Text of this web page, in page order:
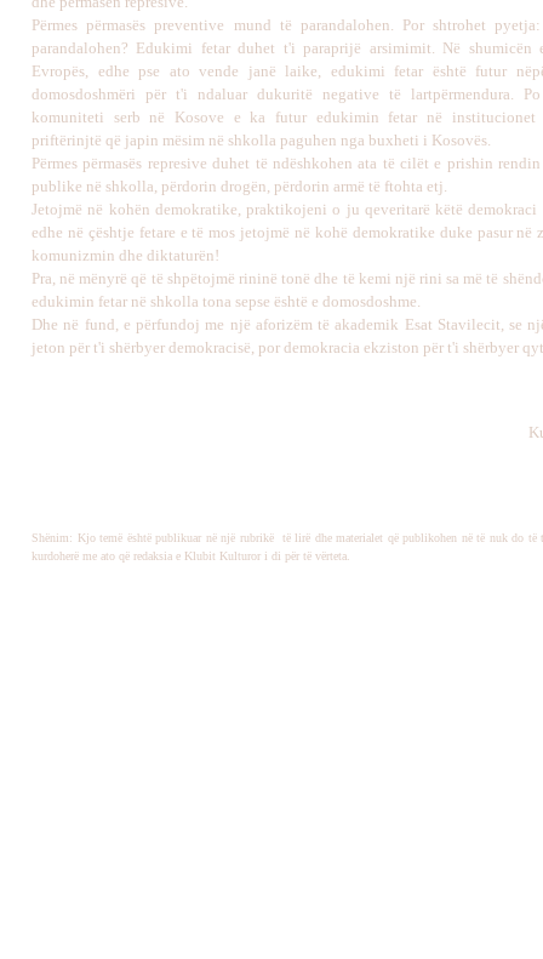
Përmes përmasës preventive mund të parandalohen. Por shtrohet
parandalohen? Edukimi fetar duhet t'i paraprijë arsimimit. Në shumicën
Evropës, edhe pse ato vende janë laike, edukimi fetar është futur
domosdoshmëri për t'i ndaluar dukuritë negative të lartpërmendura.
komuniteti serb në Kosove e ka futur edukimin fetar në institucionet
priftërinjtë që japin mësim në shkolla paguhen nga buxheti i Kosovës.
Përmes përmasës represive duhet të ndëshkohen ata të cilët e prishin
publike në shkolla, përdorin drogën, përdorin armë të ftohta etj.
Jetojmë në kohën demokratike, praktikojeni o ju qeveritarë këtë demokraci
edhe në çështje fetare e të mos jetojmë në kohë demokratike duke pasur në
komunizmin dhe diktaturën!
Pra, në mënyrë që të shpëtojmë rininë tonë dhe të kemi një rini sa më të
edukimin fetar në shkolla tona sepse është e domosdoshme.
Dhe në fund, e përfundoj me një aforizëm të akademik Esat Stavilecit, se
jeton për t'i shërbyer demokracisë, por demokracia ekziston për t'i shërbyer
Shënim: Kjo temë është publikuar në një rubrikë të lirë dhe materialet që publikohen në të nuk do të
kurdoherë me ato që redaksia e Klubit Kulturor i di për të vërteta.